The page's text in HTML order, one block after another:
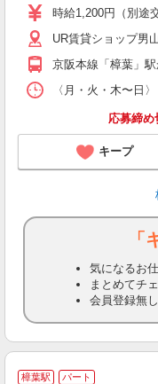
時給1,200円（別
UR賃貸ショップ男
京阪本線「樟葉」
〈月・火・木〜日
応募締め
キープ
「
気になるお
まとめてチ
会員登録無
樟葉駅 パート